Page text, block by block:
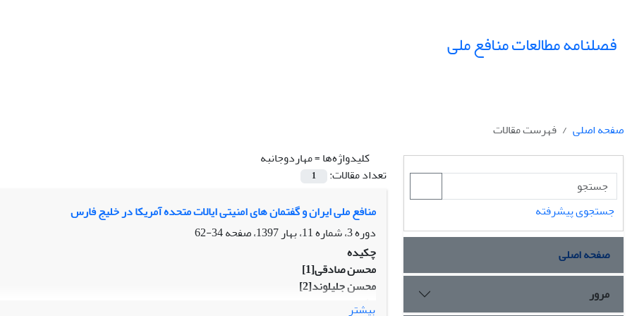
فصلنامه مطالعات منافع ملی
صفحه اصلی
فهرست مقالات
کلیدواژه‌ها =مهاردوجانبه
تعداد مقالات:
1
منافع ملی ایران و گفتمان های امنیتی ایالات متحده آمریکا در خلیج فارس
دوره 3، شماره 11، بهار 1397، صفحه
34-62
چکیده
محسن صادقی[1]
محسنجلیلوند[2]
چکیده:
بیشتر
جستجوی پیشرفته
صفحه اصلی
مرور